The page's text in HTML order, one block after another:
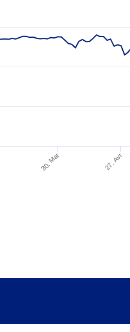
30. Mar 27. Avr